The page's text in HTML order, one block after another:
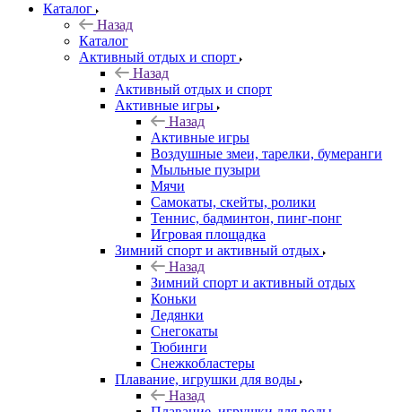
Каталог
Назад
Каталог
Активный отдых и спорт
Назад
Активный отдых и спорт
Активные игры
Назад
Активные игры
Воздушные змеи, тарелки, бумеранги
Мыльные пузыри
Мячи
Самокаты, скейты, ролики
Теннис, бадминтон, пинг-понг
Игровая площадка
Зимний спорт и активный отдых
Назад
Зимний спорт и активный отдых
Коньки
Ледянки
Снегокаты
Тюбинги
Снежкобластеры
Плавание, игрушки для воды
Назад